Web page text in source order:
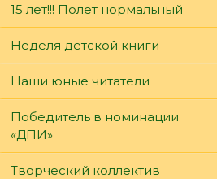
15 лет!!! Полет нормальный
Неделя детской книги
Наши юные читатели
Победитель в номинации
«ДПИ»
Творческий коллектив